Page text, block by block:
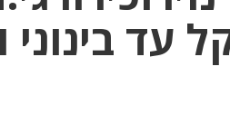
עד